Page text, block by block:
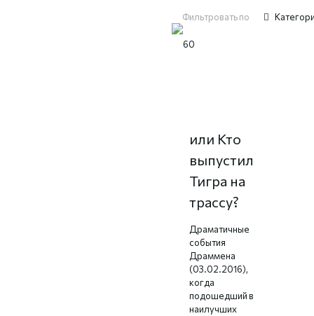
Фильтровать по
или Кто
выпустил
Тигра на
трассу?
Драматичные
события
Драммена
(03.02.2016),
когда
подошедший в
наилучших